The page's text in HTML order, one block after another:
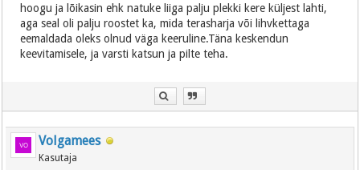
hoogu ja lõikasin ehk natuke liiga palju plekki kere küljest lahti,
aga seal oli palju roostet ka, mida terasharja või lihvkettaga
eemaldada oleks olnud väga keeruline.Täna keskendun
keevitamisele, ja varsti katsun ja pilte teha.
Volgamees
Kasutaja